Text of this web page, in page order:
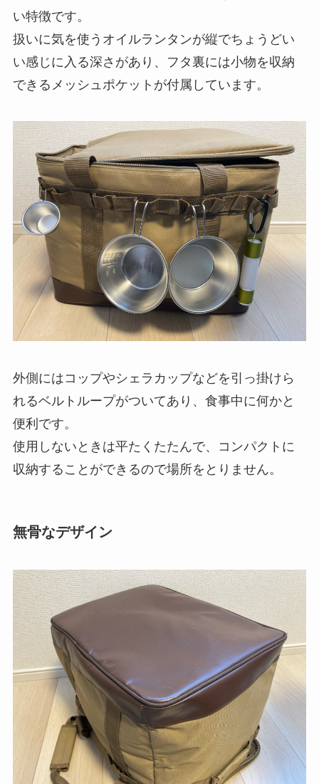
い特徴です。
扱いに気を使うオイルランタンが縦でちょうどい
い感じに入る深さがあり、フタ裏には小物を収納
できるメッシュポケットが付属しています。
外側にはコップやシェラカップなどを引っ掛けら
れるベルトループがついてあり、食事中に何かと
便利です。
使用しないときは平たくたたんで、コンパクトに
収納することができるので場所をとりません。
無骨なデザイン